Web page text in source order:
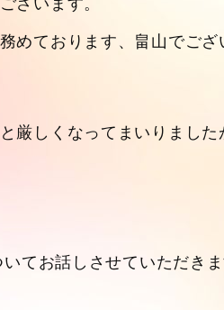
ざいます。
めております、畠山でござ
厳しくなってまいりまし
てお話しさせていただきま